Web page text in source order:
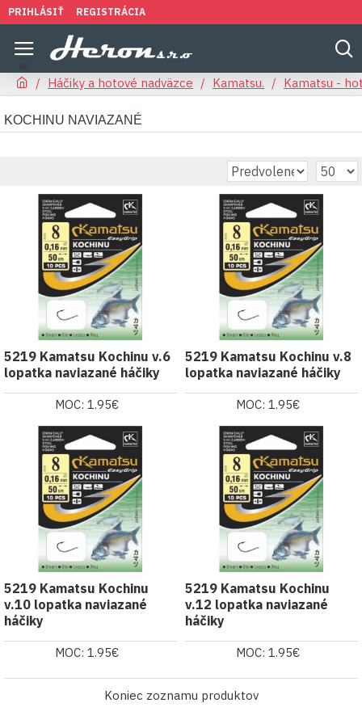
PRIHLÁSIŤ REGISTRÁCIA
Háčiky a hotové nadväzce Kamatsu. Kamatsu -
KOCHINU NAVIAZANÉ
5219 Kamatsu Kochinu v.6
lopatka naviazané háčiky
MOC: 1.95€
5219 Kamatsu Kochinu v.8
lopatka naviazané háčiky
MOC: 1.95€
5219 Kamatsu Kochinu
v.10 lopatka naviazané
háčiky
MOC: 1.95€
5219 Kamatsu Kochinu
v.12 lopatka naviazané
háčiky
MOC: 1.95€
Koniec zoznamu produktov